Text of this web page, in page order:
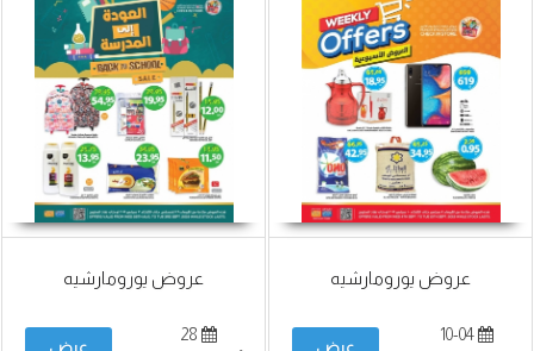
عروض يورومارشيه
10-04
عروض يورومارشيه
28